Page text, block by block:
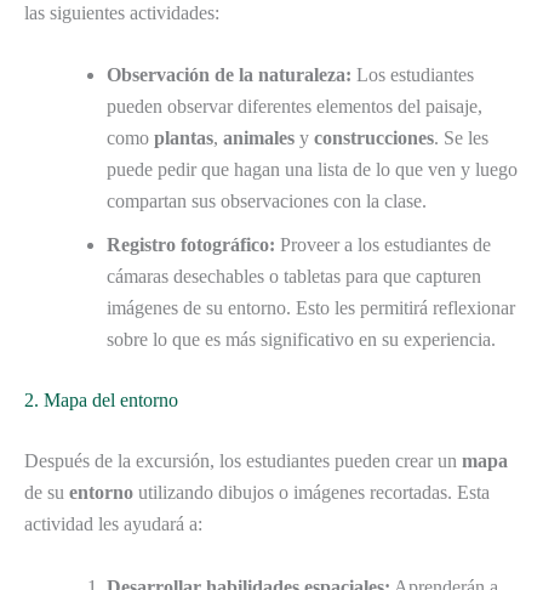
las siguientes actividades:
Observación de la naturaleza: Los estudiantes
pueden observar diferentes elementos del paisaje,
como plantas, animales y construcciones. Se les
puede pedir que hagan una lista de lo que ven y luego
compartan sus observaciones con la clase.
Registro fotográfico: Proveer a los estudiantes de
cámaras desechables o tabletas para que capturen
imágenes de su entorno. Esto les permitirá reflexionar
sobre lo que es más significativo en su experiencia.
2. Mapa del entorno
Después de la excursión, los estudiantes pueden crear un mapa
de su entorno utilizando dibujos o imágenes recortadas. Esta
actividad les ayudará a: